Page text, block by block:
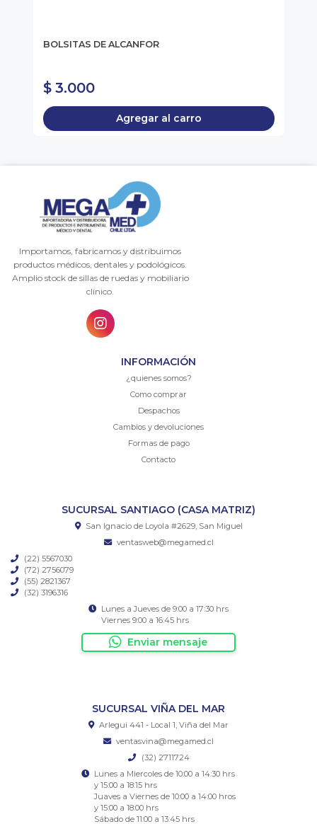
BOLSITAS DE ALCANFOR
$ 3.000
Agregar al carro
Importamos, fabricamos y distribuimos
productos médicos, dentales y podológicos.
Amplio stock de sillas de ruedas y mobiliario
clínico.
INFORMACIÓN
¿quienes somos?
Como comprar
Despachos
Cambios y devoluciones
Formas de pago
Contacto
SUCURSAL SANTIAGO (CASA MATRIZ)
San Ignacio de Loyola #2629, San Miguel
ventasweb@megamed.cl
(22) 5567030
(72) 2756079
(55) 2821367
(32) 3196316
Lunes a Jueves de 9:00 a 17:30 hrs
Viernes 9:00 a 16:45 hrs
Enviar mensaje
SUCURSAL VIÑA DEL MAR
Arlegui 441 - Local 1, Viña del Mar
ventasvina@megamed.cl
(32) 2711724
Lunes a Miercoles de 10:00 a 14:30 hrs
y 15:00 a 18:15 hrs
Juaves a Viernes de 10:00 a 14:00 hros
y 15:00 a 18:00 hrs
Sábado de 11:00 a 13:45 hrs